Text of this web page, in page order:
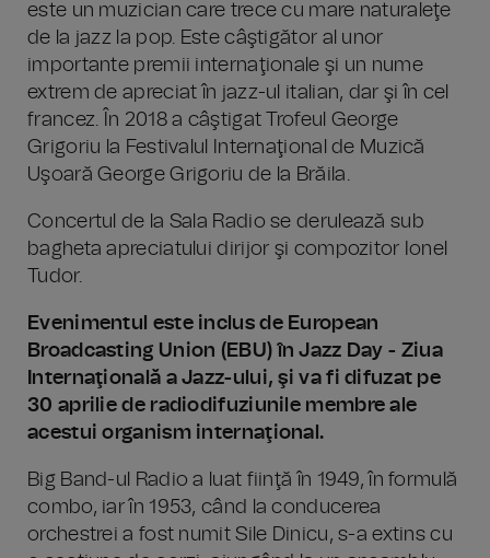
este un muzician care trece cu mare naturaleţe
de la jazz la pop. Este câştigător al unor
importante premii internaţionale şi un nume
extrem de apreciat în jazz-ul italian, dar şi în cel
francez. În 2018 a câştigat Trofeul George
Grigoriu la Festivalul Internaţional de Muzică
Uşoară George Grigoriu de la Brăila.
Concertul de la Sala Radio se derulează sub
bagheta apreciatului dirijor şi compozitor Ionel
Tudor.
Evenimentul este inclus de European
Broadcasting Union (EBU) în Jazz Day - Ziua
Internaţională a Jazz-ului, şi va fi difuzat pe
30 aprilie de radiodifuziunile membre ale
acestui organism internaţional.
Big Band-ul Radio a luat fiinţă în 1949, în formulă
combo, iar în 1953, când la conducerea
orchestrei a fost numit Sile Dinicu, s-a extins cu